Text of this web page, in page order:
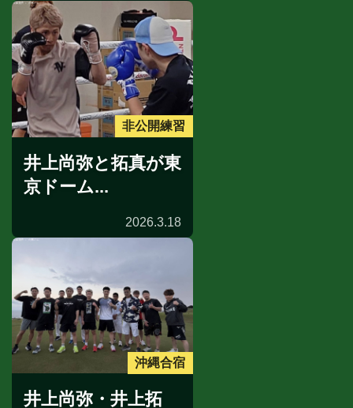
非公開練習
井上尚弥と拓真が東
京ドーム...
2026.3.18
沖縄合宿
井上尚弥・井上拓